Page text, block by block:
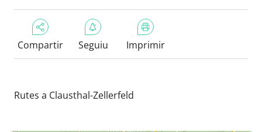
Compartir Seguiu Imprimir
Rutes a Clausthal-Zellerfeld